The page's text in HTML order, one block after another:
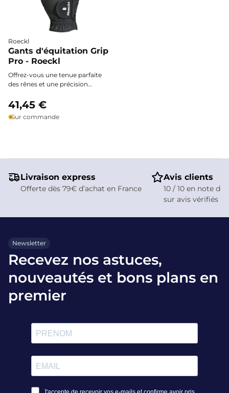
Roeckl
Gants d'équitation Grip
Pro - Roeckl
Offrez-vous une tenue parfaite
des rênes et une précision
Grip Pro Roeckl allient élégance,
adhérence exceptionnelle et
confort ultime pour
41,45 €
Sur commande
Livraison express
Offerte dès 79€ d’achat en France
Avis clients
10 / 10 en note
sur avis vérifiés
Newsletter
Recevez nos astuces,
nouveautés et bons plans en
premier